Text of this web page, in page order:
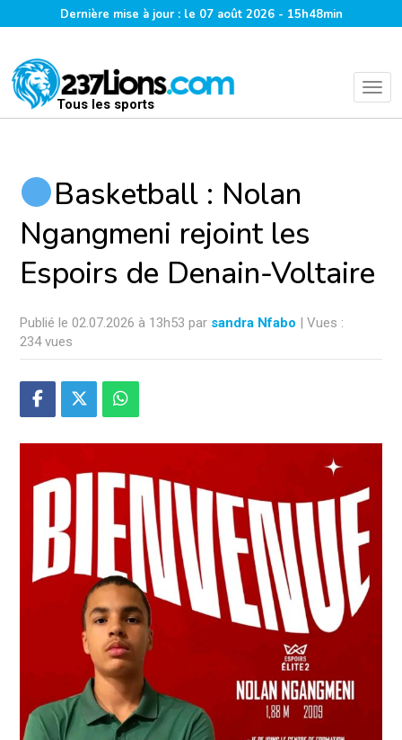
Dernière mise à jour : le 07 août 2026 - 15h48min
Tous les sports
Basketball : Nolan
Ngangmeni rejoint les
Espoirs de Denain-Voltaire
Publié le 02.07.2026 à 13h53 par sandra Nfabo | Vues :
234 vues